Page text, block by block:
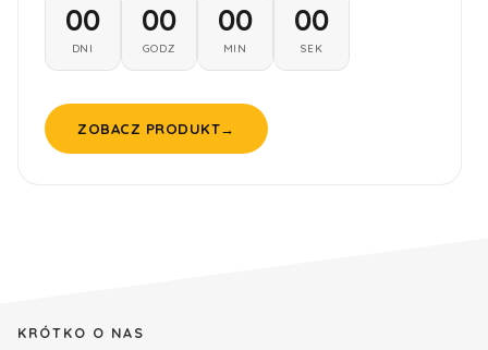
00
DNI
00
GODZ
00
MIN
00
SEK
ZOBACZ PRODUKT→
KRÓTKO O NAS